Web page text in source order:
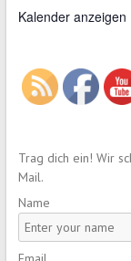
Kalender anzeigen
Trag dich ein! Wir
Mail.
Name